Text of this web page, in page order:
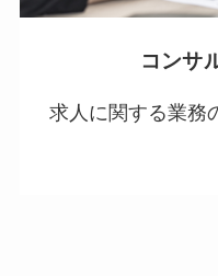
コンサ
求人に関する業務